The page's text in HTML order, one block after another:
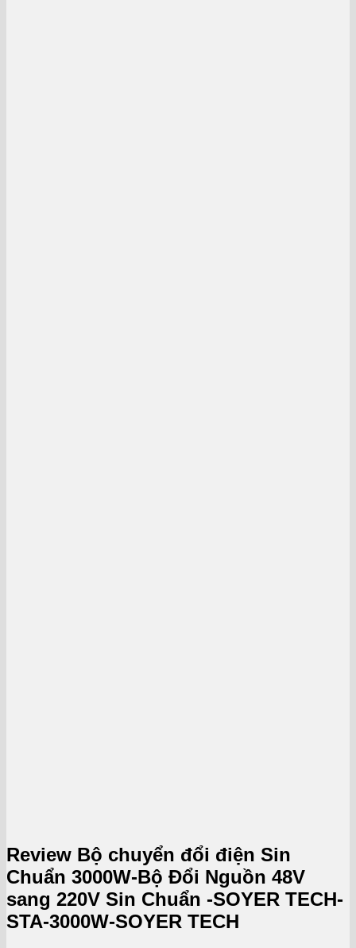
Review Bộ chuyển đổi điện Sin
Chuẩn 3000W-Bộ Đổi Nguồn 48V
sang 220V Sin Chuẩn -SOYER TECH-
STA-3000W-SOYER TECH